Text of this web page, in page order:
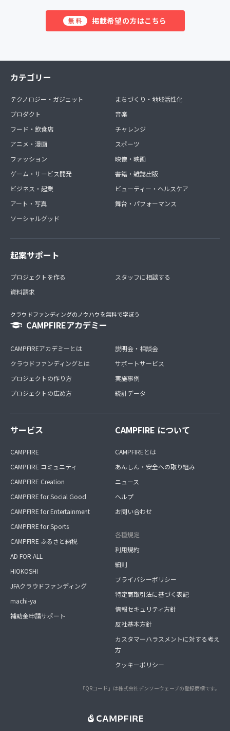
無料 掲載希望の方はこちら
カテゴリー
テクノロジー・ガジェット
プロダクト
フード・飲食店
アニメ・漫画
ファッション
ゲーム・サービス開発
ビジネス・起業
アート・写真
ソーシャルグッド
まちづくり・地域活性化
音楽
チャレンジ
スポーツ
映像・映画
書籍・雑誌出版
ビューティー・ヘルスケア
舞台・パフォーマンス
起案サポート
プロジェクトを作る
資料請求
スタッフに相談する
クラウドファンディングのノウハウを無料で学ぼう
CAMPFIREアカデミー
CAMPFIREアカデミーとは
クラウドファンディングとは
プロジェクトの作り方
プロジェクトの広め方
説明会・相談会
サポートサービス
実施事例
統計データ
サービス
CAMPFIRE
CAMPFIRE コミュニティ
CAMPFIRE Creation
CAMPFIRE for Social Good
CAMPFIRE for Entertainment
CAMPFIRE for Sports
CAMPFIRE ふるさと納税
AD FOR ALL
HIOKOSHI
JFAクラウドファンディング
machi-ya
補助金申請サポート
CAMPFIRE について
CAMPFIREとは
あんしん・安全への取り組み
ニュース
ヘルプ
お問い合わせ
各種規定
利用規約
細則
プライバシーポリシー
特定商取引法に基づく表記
情報セキュリティ方針
反社基本方針
カスタマーハラスメントに対する考え
方
クッキーポリシー
「QRコード」は株式会社デンソーウェーブの登録商標です。